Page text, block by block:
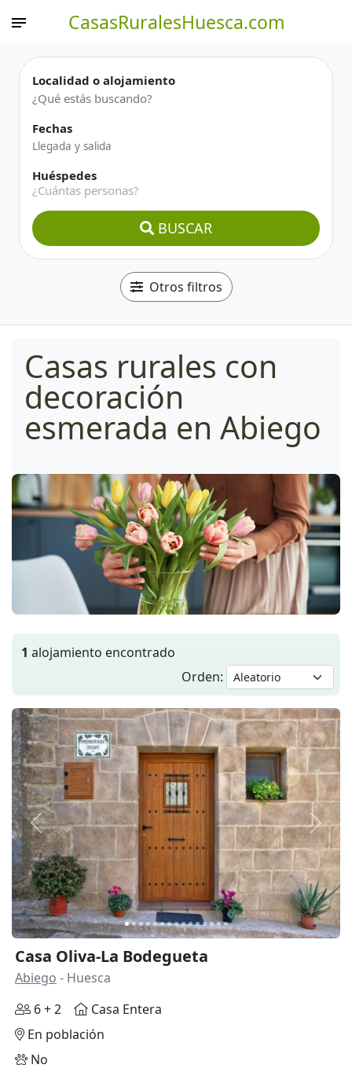
CasasRuralesHuesca.com
Localidad o alojamiento
Fechas
Huéspedes
¿Cuántas personas?
BUSCAR
Otros filtros
Casas rurales con
decoración
esmerada en Abiego
1 alojamiento encontrado
Orden:
Anterior
Casa Oliva-La Bodegueta
Abiego - Huesca
6 + 2
Casa Entera
En población
No